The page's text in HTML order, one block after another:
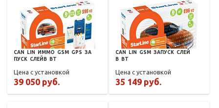
CAN LIN ИММО GSM GPS ЗА
ПУСК СЛЕЙВ BT
Цена с установкой
39 050 руб.
CAN LIN GSM ЗАПУСК СЛЕЙ
В
BT
Цена с установкой
35 149 руб.